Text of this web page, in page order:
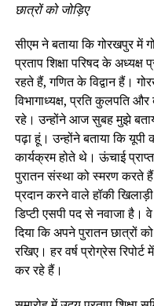
छात्रों को जोड़िए
सीएम ने बताया कि गोरखपुर में
प्रताप शिक्षा परिषद के
रहते हैं, गणित के विद्वान हैं।
विभागाध्यक्ष, प्रति कुलपति
रहे। उन्होंने आज सुबह मुझे
पढ़ा हूं। उन्होंने बताया कि
कार्यक्रम होते थे। ऊंचाई
पुरातन संस्था को स्मरण करते
प्रदान करने वाले हॉकी
डिप्टी एसपी पद से नवाजा
दिया कि अपने पुरातन छात्रों
रखिए। हर वर्ष प्रोग्रेस
कर रहे हैं।